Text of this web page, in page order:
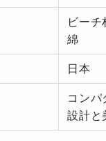
ビーチ
綿
日本
コンパ
設計と